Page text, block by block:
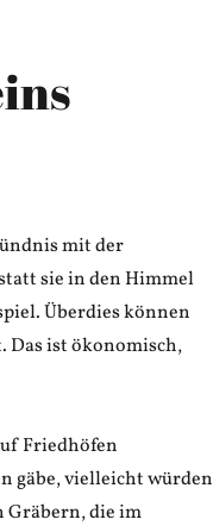
mit der
sie in den Himmel
Überdies können
Das ist ökonomisch,
Friedhöfen
gäbe, vielleicht würden
Gräbern, die im